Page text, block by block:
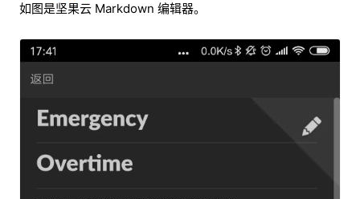
如图是坚果云 Markdown 编辑器。